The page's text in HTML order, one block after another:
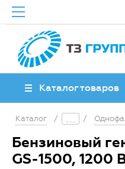
Каталог товаров
Каталог / /
Бензиновый
GS-1500, 1200